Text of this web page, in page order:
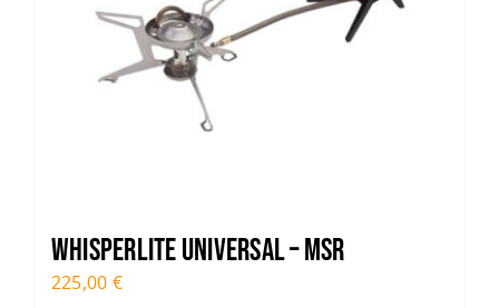
WHISPERLITE UNIVERSAL – MSR
225,00 €